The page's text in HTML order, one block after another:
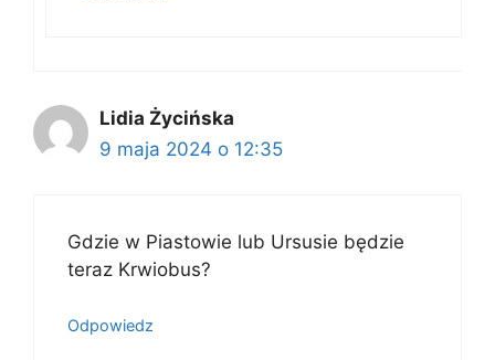
Lidia Życińska
9 maja 2024 o 12:35
Gdzie w Piastowie lub Ursusie będzie
teraz Krwiobus?
Odpowiedz